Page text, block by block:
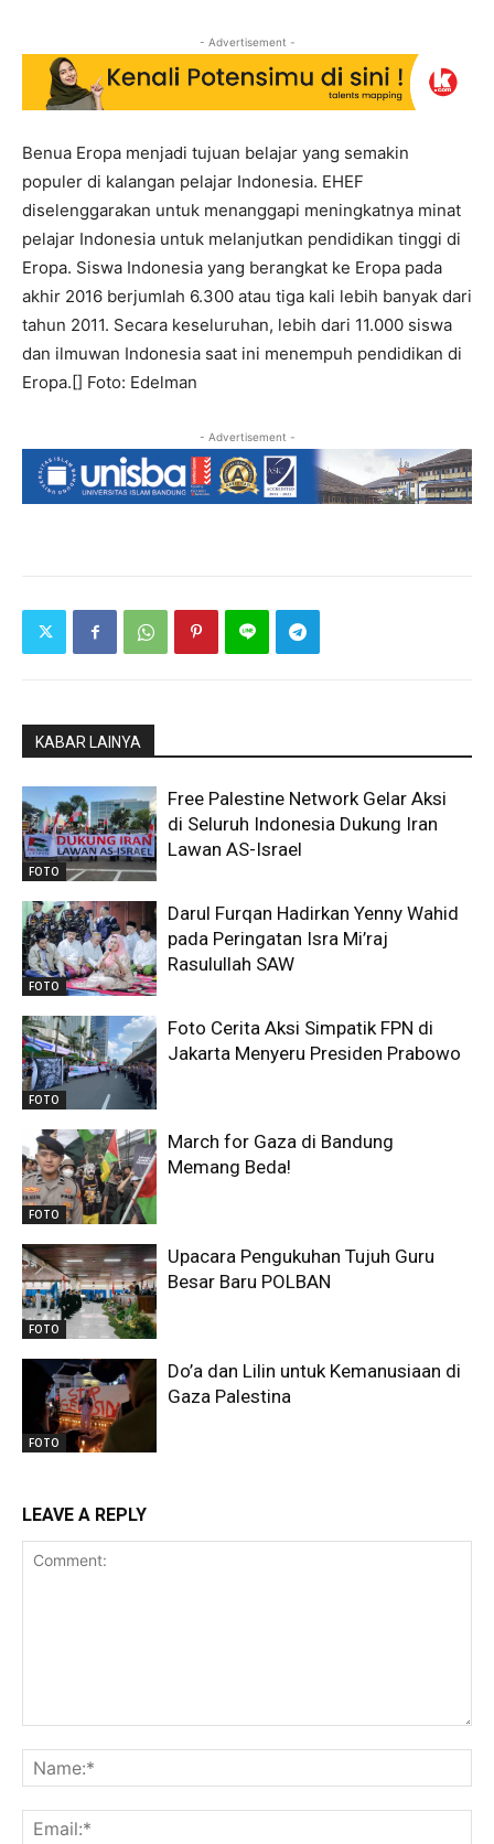
- Advertisement -
Benua Eropa menjadi tujuan belajar yang semakin
populer di kalangan pelajar Indonesia. EHEF
diselenggarakan untuk menanggapi meningkatnya minat
pelajar Indonesia untuk melanjutkan pendidikan tinggi di
Eropa. Siswa Indonesia yang berangkat ke Eropa pada
akhir 2016 berjumlah 6.300 atau tiga kali lebih banyak dari
tahun 2011. Secara keseluruhan, lebih dari 11.000 siswa
dan ilmuwan Indonesia saat ini menempuh pendidikan di
Eropa.[] Foto: Edelman
- Advertisement -
KABAR LAINYA
FOTO
Free Palestine Network Gelar Aksi
di Seluruh Indonesia Dukung Iran
Lawan AS-Israel
FOTO
Darul Furqan Hadirkan Yenny Wahid
pada Peringatan Isra Mi’raj
Rasulullah SAW
FOTO
Foto Cerita Aksi Simpatik FPN di
Jakarta Menyeru Presiden Prabowo
FOTO
March for Gaza di Bandung
Memang Beda!
FOTO
Upacara Pengukuhan Tujuh Guru
Besar Baru POLBAN
FOTO
Do’a dan Lilin untuk Kemanusiaan di
Gaza Palestina
LEAVE A REPLY